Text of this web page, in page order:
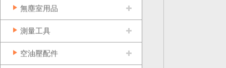
無塵室用品
測量工具
空油壓配件